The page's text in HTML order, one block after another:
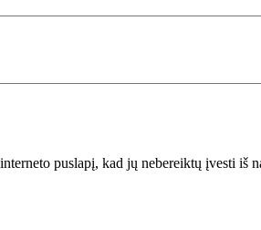
puslapį, kad jų nebereiktų įvesti iš